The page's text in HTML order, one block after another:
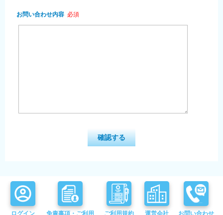
お問い合わせ内容 必須
ログイン 免責事項・ご利用 ご利用規約 運営会社 お問い合わせ